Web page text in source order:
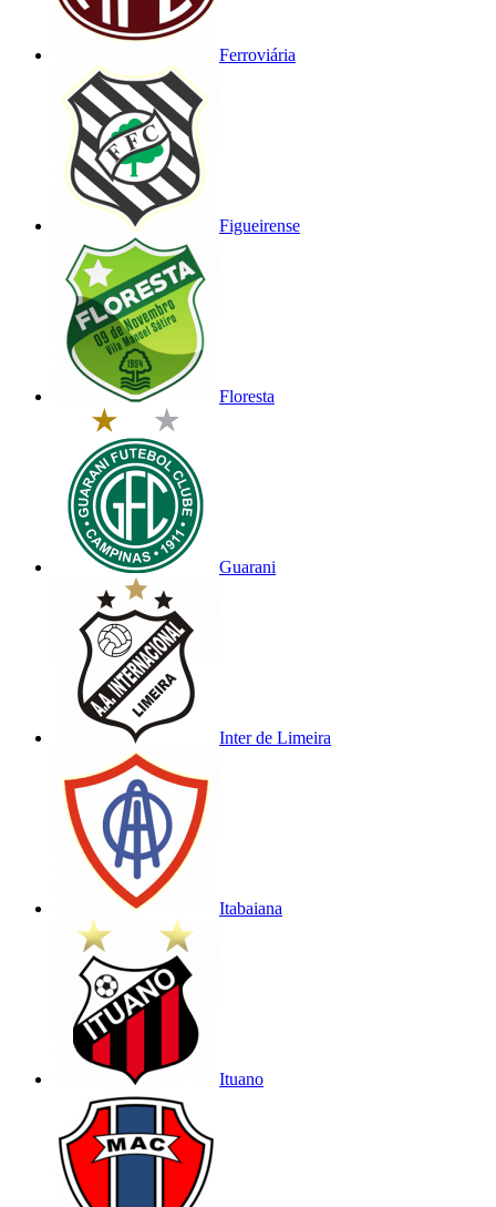
Ferroviária
Figueirense
Floresta
Guarani
Inter de Limeira
Itabaiana
Ituano